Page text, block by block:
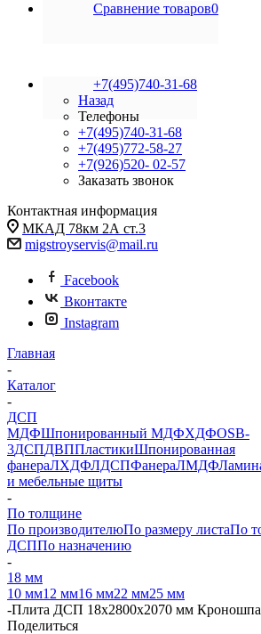
Сравнение товаров0
+7(495)740-31-68
Назад
Телефоны
+7(495)740-31-68
+7(495)772-58-27
+7(926)520- 02-57
Заказать звонок
Контактная информация
МКАД 78км 2А ст.3
migstroyservis@mail.ru
Facebook
Вконтакте
Instagram
Главная
-
Каталог
-
ДСП
МДФШпонированный МДФХДФOSB-
3ДСПДВППластикиШпонированная
фанераЛХДФЛДСПФанераЛМДФ
и мебельные щиты
-
По толщине
По производителюПо размеру листаПо
ДСППо назначению
-
18 мм
10 мм12 мм16 мм22 мм25 мм
-Плита ДСП 18х2800х2070 мм
Поделиться